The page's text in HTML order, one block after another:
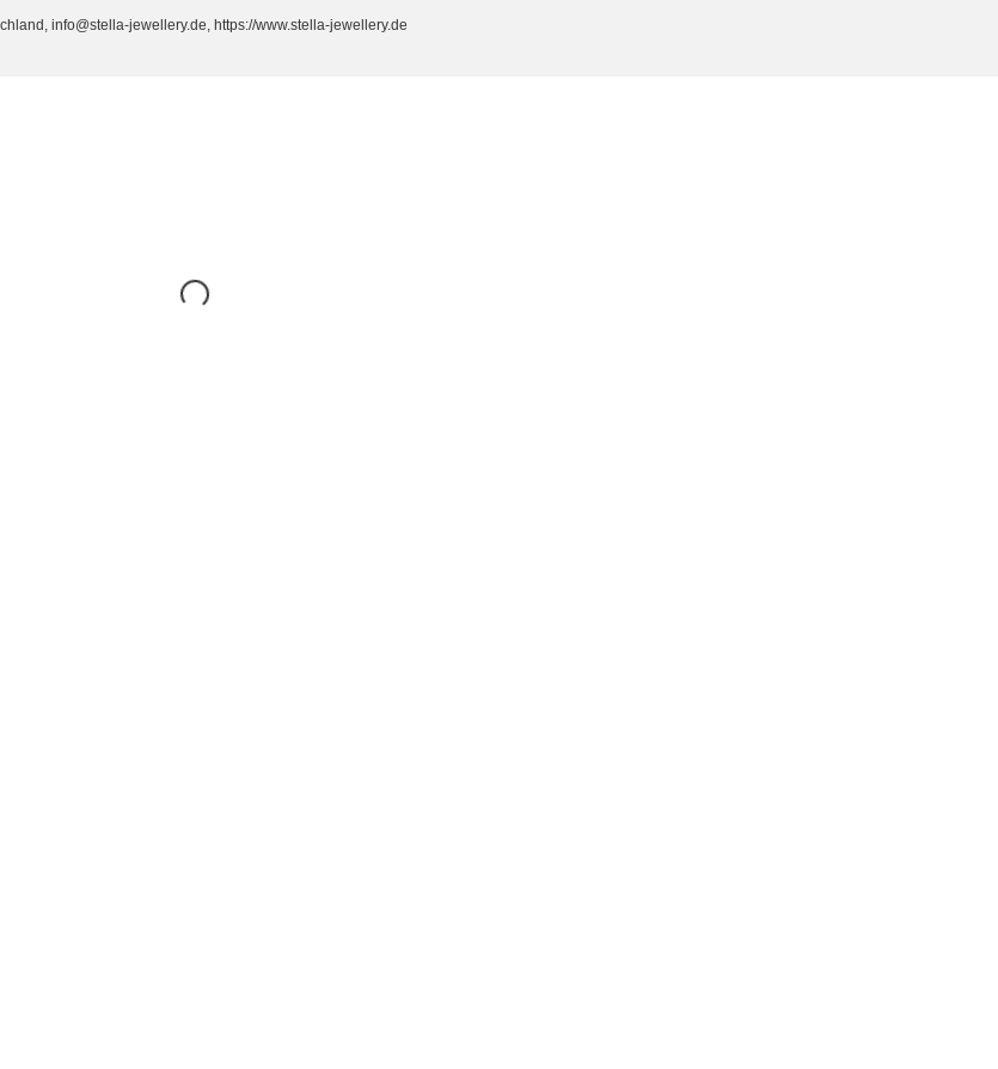
info@stella-jewellery.de, https://www.stella-jewellery.de